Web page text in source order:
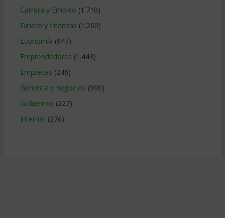
Carrera y Empleo (1.710)
Dinero y finanzas (1.260)
Economía (947)
Emprendedores (1.443)
Empresas (246)
Gerencia y negocios (900)
Gobiernos (227)
Internet (276)